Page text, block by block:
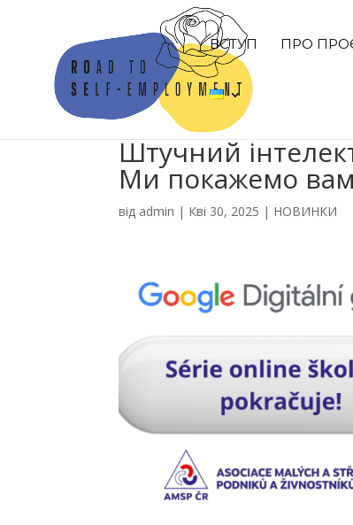
ВСТУП ПРО
Штучний
Ми покажемо
від admin | Кві 30, 2025 | НОВИНКИ